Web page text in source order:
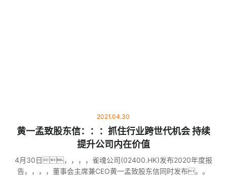
2021.04.30
黄一孟致股东信：：：抓住行业跨世代机会 持续
提升公司内在价值
4月30日，，，，雀魂公司(02400.HK)发布2020年度报
告，，，，董事会主席兼CEO黄一孟致股东信同时发布。。